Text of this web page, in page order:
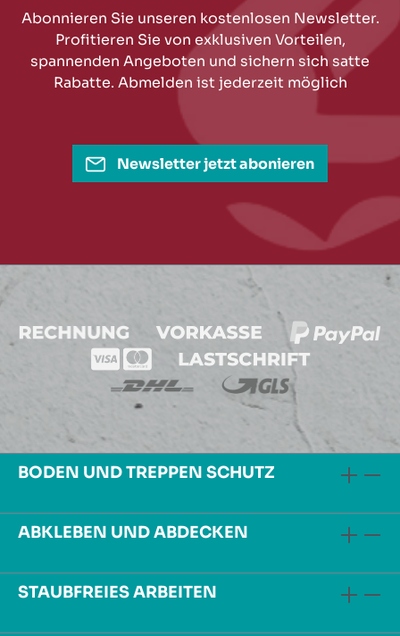
Abonnieren Sie unseren kostenlosen Newsletter.
Profitieren Sie von exklusiven Vorteilen,
spannenden Angeboten und sichern sich satte
Rabatte. Abmelden ist jederzeit möglich
Newsletter jetzt abonieren
BODEN UND TREPPEN SCHUTZ
ABKLEBEN UND ABDECKEN
STAUBFREIES ARBEITEN